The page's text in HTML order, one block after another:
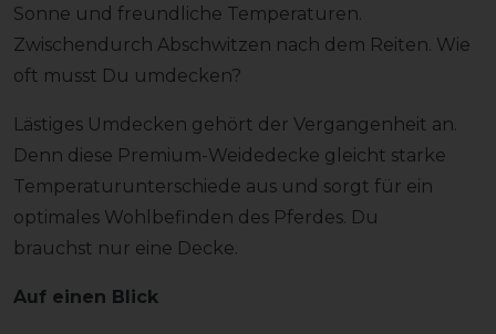
Sonne und freundliche Temperaturen.
Zwischendurch Abschwitzen nach dem Reiten. Wie
oft musst Du umdecken?
Lästiges Umdecken gehört der Vergangenheit an.
Denn diese Premium-Weidedecke gleicht starke
Temperaturunterschiede aus und sorgt für ein
optimales Wohlbefinden des Pferdes. Du
brauchst nur eine Decke.
Auf einen Blick